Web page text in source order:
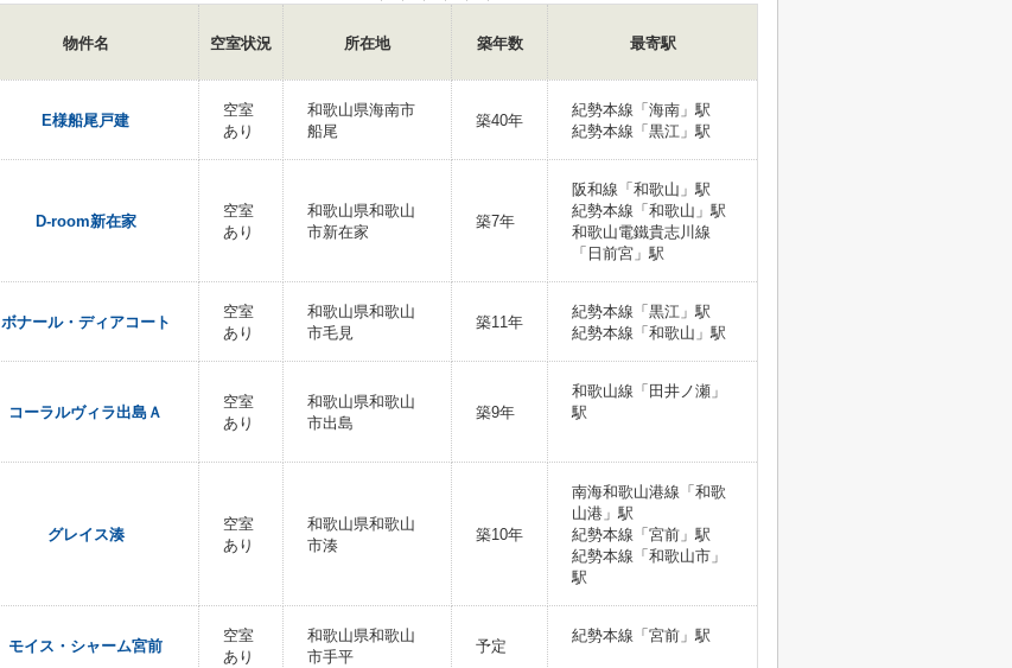
物件名 空室状況 所在地 築年数 最寄駅
E様船尾戸建
空室
あり
和歌山県海南市
船尾
築40年
紀勢本線「海南」駅
紀勢本線「黒江」駅
D-room新在家
空室
あり
和歌山県和歌山
市新在家
築7年
阪和線「和歌山」駅
紀勢本線「和歌山」駅
和歌山電鐵貴志川線
「日前宮」駅
ボナール・ディアコート
空室
あり
和歌山県和歌山
市毛見
築11年
紀勢本線「黒江」駅
紀勢本線「和歌山」駅
コーラルヴィラ出島Ａ
空室
あり
和歌山県和歌山
市出島
築9年
和歌山線「田井ノ瀬」
駅
グレイス湊
空室
あり
和歌山県和歌山
市湊
築10年
南海和歌山港線「和歌
山港」駅
紀勢本線「宮前」駅
紀勢本線「和歌山市」
駅
モイス・シャーム宮前
空室
あり
和歌山県和歌山
市手平
予定
紀勢本線「宮前」駅